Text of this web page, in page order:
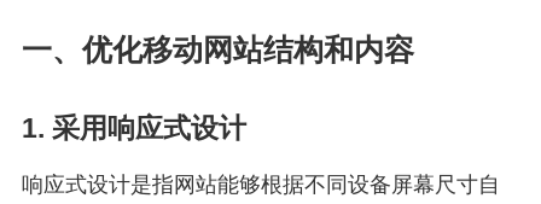
一、优化移动网站结构和内容
1. 采用响应式设计
响应式设计是指网站能够根据不同设备屏幕尺寸自